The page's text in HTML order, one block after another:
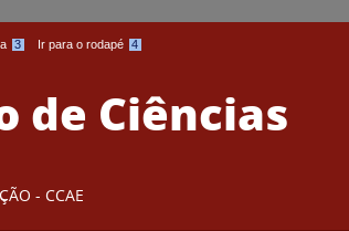
3 Ir para o rodapé 4
de Ciências
- CCAE